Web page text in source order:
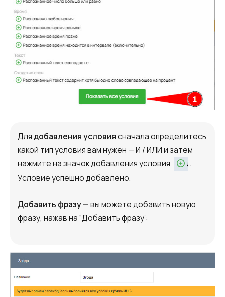
Для добавления условиясначала определитесь
какой тип условия вам нужен — И / ИЛИ и затем
нажмите на значок добавления условия
.
Условие успешно добавлено.
Добавить фразу —вы можете добавить новую
фразу, нажав на “Добавить фразу”:
Alternative:
Alternative: